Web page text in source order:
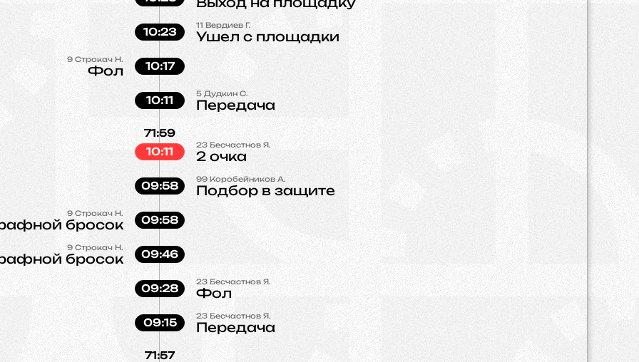
11 Вердиев Г.
Ушел с площадки
10:23
9 Строкач Н.
Фол 10:17
5 Дудкин С.
Передача
10:11
23 Бесчастнов Я.
2 очка
71:59
10:11
99 Коробейников А.
Подбор в защите
09:58
9Строкач Н.
бросок 09:58
9 Строкач Н.
бросок 09:46
23 Бесчастнов Я.
Фол
09:28
23Бесчастнов Я.
Передача
09:15
71:57